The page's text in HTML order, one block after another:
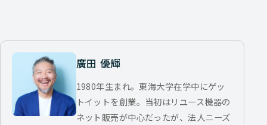
廣田 優輝
1980年生まれ。東海大学在学中にゲッ
トイットを創業。当初はリユース機器の
ネット販売が中心だったが、法人ニーズ